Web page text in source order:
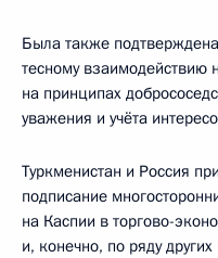
Была также
тесному взаимодействию
на принципах
уважения и учёта
Туркменистан и Россия
подписание
на Каспии в торгово-
и, конечно, по ряду